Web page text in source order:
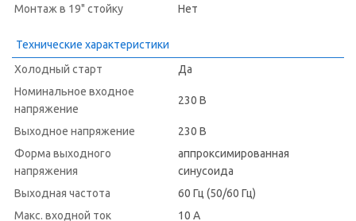
Монтаж в 19" стойку
Нет
Технические характеристики
Холодный старт
Да
Номинальное входное
напряжение
230 В
Выходное напряжение
230 В
Форма выходного
напряжения
аппроксимированная
синусоида
Выходная частота
60 Гц (50/60 Гц)
Макс. входной ток
10 А